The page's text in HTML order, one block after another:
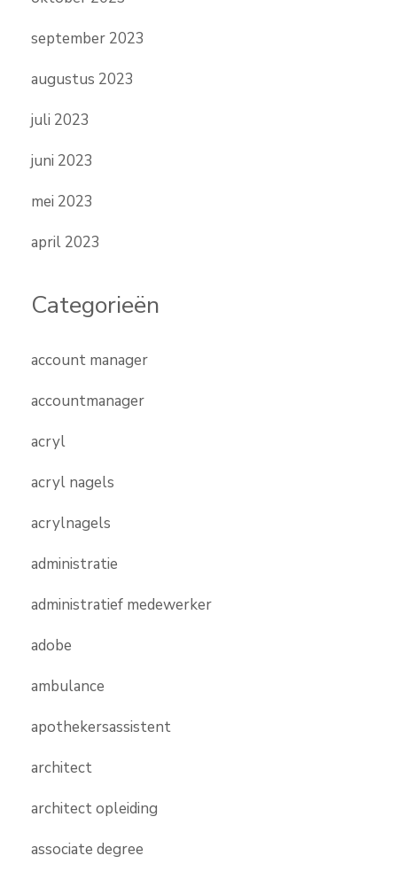
september 2023
augustus 2023
juli 2023
juni 2023
mei 2023
april 2023
Categorieën
account manager
accountmanager
acryl
acryl nagels
acrylnagels
administratie
administratief medewerker
adobe
ambulance
apothekersassistent
architect
architect opleiding
associate degree